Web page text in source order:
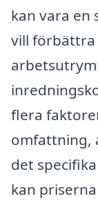
kan vara en
vill
flera
omfattning,
det
kan